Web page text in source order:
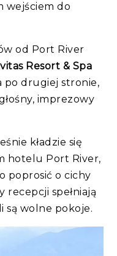
wejściem do
od Port River
Resort & Spa
po drugiej stronie,
imprezowy
kładzie się
hotelu Port River,
poprosić o cichy
recepcji spełniają
są wolne pokoje.